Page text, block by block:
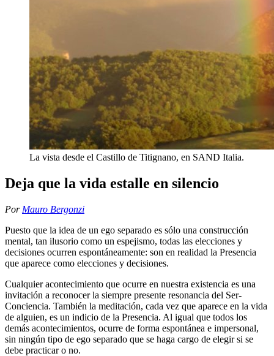
La vista desde el Castillo de Titignano, en SAND Italia.
Deja que la vida estalle en silencio
Por Mauro Bergonzi
Puesto que la idea de un ego separado es sólo una construcción
mental, tan ilusorio como un espejismo, todas las elecciones y
decisiones ocurren espontáneamente: son en realidad la Presencia
que aparece como elecciones y decisiones.
Cualquier acontecimiento que ocurre en nuestra existencia es una
invitación a reconocer la siempre presente resonancia del Ser-
Conciencia. También la meditación, cada vez que aparece en la vida
de alguien, es un indicio de la Presencia. Al igual que todos los
demás acontecimientos, ocurre de forma espontánea e impersonal,
sin ningún tipo de ego separado que se haga cargo de elegir si se
debe practicar o no.